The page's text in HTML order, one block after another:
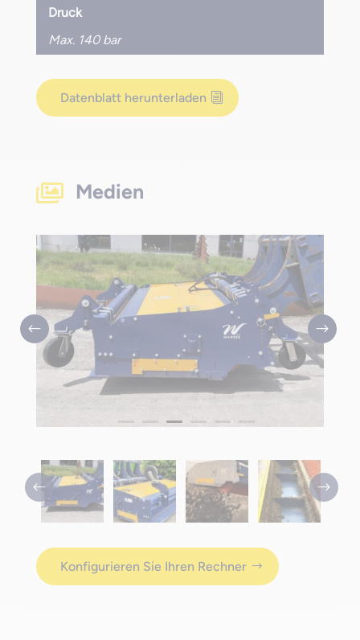
Druck
Max. 140 bar
Datenblatt herunterladen
 Medien
Konfigurieren Sie Ihren Rechner